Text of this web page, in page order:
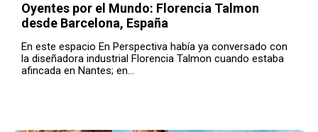
Oyentes por el Mundo: Florencia Talmon
desde Barcelona, España
En este espacio En Perspectiva había ya conversado con
la diseñadora industrial Florencia Talmon cuando estaba
afincada en Nantes; en…